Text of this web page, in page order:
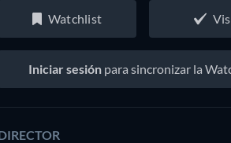
Watchlist
Iniciar sesión para sincronizar la